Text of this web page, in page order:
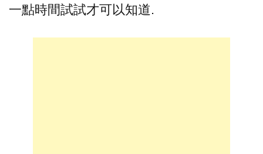
一點時間試試才可以知道.